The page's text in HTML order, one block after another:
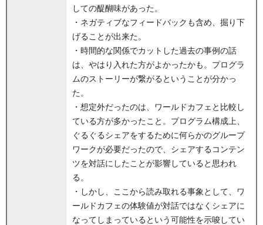
しての醍醐味があった。
・ネガティブなフィードバックも含め、掘り下
げることが出来た。
・時間的な関係でカットした過去の事例の話
は、やはり入れた方がよかったかも。プログラ
ムのストーリーが繋がるということが分かっ
た。
・想定外だったのは、ワールドカフェと比較し
ている方が多かったこと。プログラム構成上、
ぐるぐるシェアをするために何らかのグループ
ワークが必要だったので、シェアするコンテン
ツを対話にしたことが影響していると思われ
る。
・しかし、ここから読み取れる事象として、ワ
ールドカフェの体験値が対話ではなくシェアに
なってしまっているという可能性を示唆してい